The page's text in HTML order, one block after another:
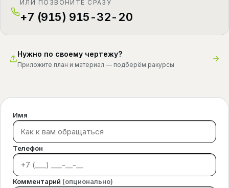
ИЛИ ПОЗВОНИТЕ СРАЗУ
+7 (915) 915-32-20
Нужно по своему чертежу?
Приложите план и материал — подберём ракурсы
Имя
Телефон
Комментарий (опционально)